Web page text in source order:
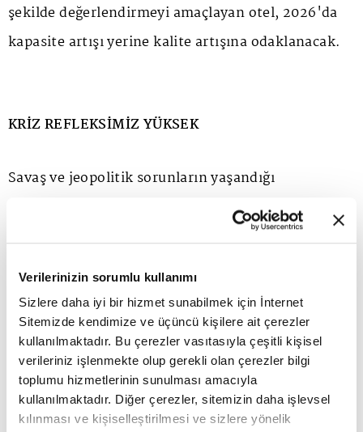
Verilerinizin sorumlu kullanımı
Sizlere daha iyi bir hizmet sunabilmek için İnternet
Sitemizde kendimize ve üçüncü kişilere ait çerezler
kullanılmaktadır. Bu çerezler vasıtasıyla çeşitli kişisel
verileriniz işlenmekte olup gerekli olan çerezler bilgi
toplumu hizmetlerinin sunulması amacıyla
kullanılmaktadır. Diğer çerezler, sitemizin daha işlevsel
kılınması ve kişiselleştirilmesi ve sizlere yönelik
şekilde değerlendirmeyi amaçlayan otel, 2026'da
kapasite artışı yerine kalite artışına odaklanacak.
KRİZ REFLEKSİMİZ YÜKSEK
Savaş ve jeopolitik sorunların yaşandığı
dönemlerde ilk etkinin 'toplu iptal' değil, son
dakika rezervasyona kayışla kendini gösterdiğini
(AKTOB) Başkanı Kaan Kavaloğlu, bu tür
dönemlerde turistin fiyat hassasiyetinin de
artacağına dikkat çekiyor. Yakın coğrafyadaki her
dalgalanmadan psikolojik olarak etkilenen
Türkiye'nin kriz yönetimi refleksinin güçlü